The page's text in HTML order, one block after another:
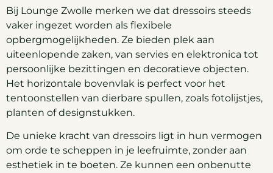
Bij Lounge Zwolle merken we dat dressoirs steeds
vaker ingezet worden als flexibele
opbergmogelijkheden. Ze bieden plek aan
uiteenlopende zaken, van servies en elektronica tot
persoonlijke bezittingen en decoratieve objecten.
Het horizontale bovenvlak is perfect voor het
tentoonstellen van dierbare spullen, zoals fotolijstjes,
planten of designstukken.
De unieke kracht van dressoirs ligt in hun vermogen
om orde te scheppen in je leefruimte, zonder aan
esthetiek in te boeten. Ze kunnen een onbenutte